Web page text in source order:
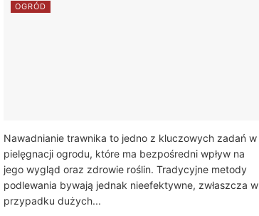
OGRÓD
Nawadnianie trawnika to jedno z kluczowych zadań w
pielęgnacji ogrodu, które ma bezpośredni wpływ na
jego wygląd oraz zdrowie roślin. Tradycyjne metody
podlewania bywają jednak nieefektywne, zwłaszcza w
przypadku dużych...